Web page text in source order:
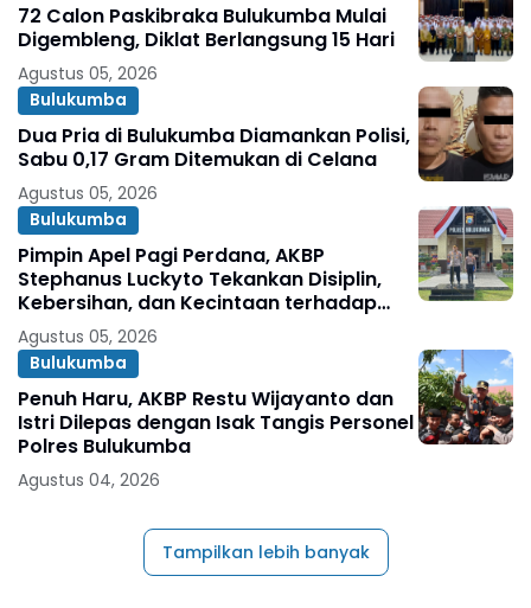
72 Calon Paskibraka Bulukumba Mulai
Digembleng, Diklat Berlangsung 15 Hari
Agustus 05, 2026
Bulukumba
Dua Pria di Bulukumba Diamankan Polisi,
Sabu 0,17 Gram Ditemukan di Celana
Agustus 05, 2026
Bulukumba
Pimpin Apel Pagi Perdana, AKBP
Stephanus Luckyto Tekankan Disiplin,
Kebersihan, dan Kecintaan terhadap
Organisasi
Agustus 05, 2026
Bulukumba
Penuh Haru, AKBP Restu Wijayanto dan
Istri Dilepas dengan Isak Tangis Personel
Polres Bulukumba
Agustus 04, 2026
Tampilkan lebih banyak